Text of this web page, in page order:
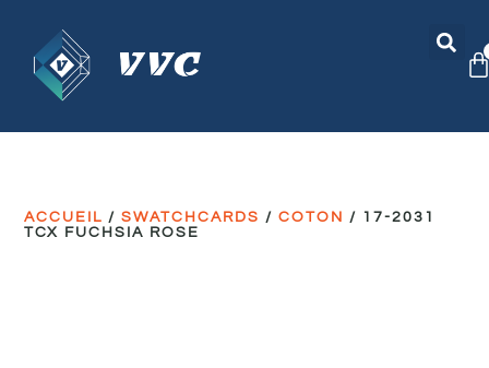
ACCUEIL /SWATCHCARDS /COTON / 17-2031
TCX FUCHSIA ROSE